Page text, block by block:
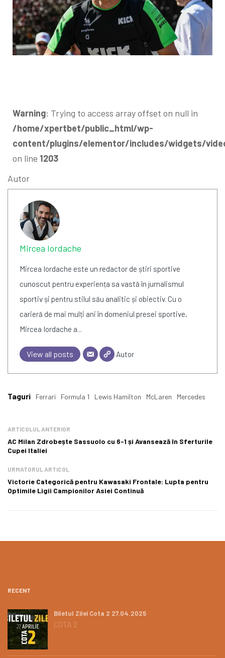
Warning: Trying to access array offset on null in
/home/xpertbet/public_html/wp-
content/plugins/elementor/includes/widgets/
on line 1203
Autor
Mircea Iordache
Mircea Iordache este un redactor de știri sportive
cunoscut pentru experiența sa vastă în jurnalismul
sportiv și pentru stilul său analitic și obiectiv. Cu o
carieră de mai mulți ani în domeniul presei sportive,
Mircea Iordache a...
View all posts Autor
Taguri Ferrari Formula 1 Lewis Hamilton McLaren Mercedes
ARTICOLUL ANTERIOR
AC Milan Zdrobește Sassuolo cu 6-1 și Avansează în Sferturile
Cupei Italiei
URMATORUL ARTICOL
Victorie Categorică pentru Kawasaki Frontale: Lupta pentru
Optimile Ligii Campionilor Asiei Continuă
RECENT
Biletul Zilei Cota 2 27.04.2025
COTA 2